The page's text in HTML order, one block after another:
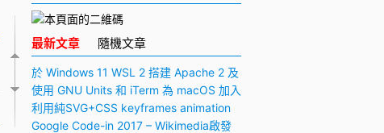
最新文章 隨機文章
於 Windows 11 WSL 2 搭建 Apache 2 及
PHP 7 開發環境
使用 GNU Units 和 iTerm 為 macOS 加入
快捷多功能計算機
利用純SVG+CSS keyframes animation
動畫實現手寫毛筆字（書法）效果
Google Code-in 2017 – Wikimedia啟發